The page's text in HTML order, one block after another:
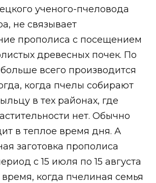
ученого-пчеловода
не связывает
прополиса с посещением
древесных почек. По
всего производится
когда пчелы собирают
в тех районах, где
нет. Обычно
в теплое время дня. А
заготовка прополиса
с 15 июля по 15 августа
время, когда пчелиная семья